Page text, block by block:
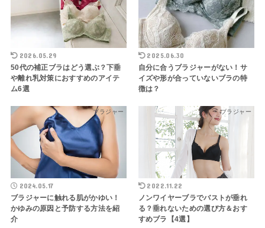
2026.05.29
50代の補正ブラはどう選ぶ？下垂
や離れ乳対策におすすめのアイテ
ム6選
2025.06.30
自分に合うブラジャーがない！サ
イズや形が合っていないブラの特
徴は？
ブラジャー
2024.05.17
ブラジャーに触れる肌がかゆい！
かゆみの原因と予防する方法を紹
介
ブラジャー
2022.11.22
ノンワイヤーブラでバストが垂れ
る？垂れないための選び方＆おす
すめブラ【4選】